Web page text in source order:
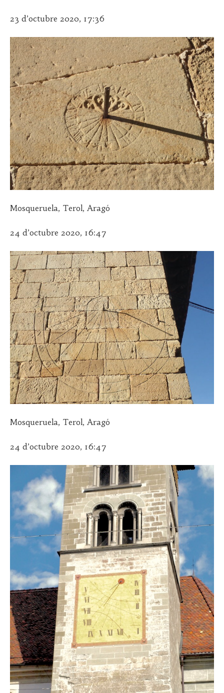
23 d’octubre 2020, 17:36
Mosqueruela, Terol, Aragó
24 d’octubre 2020, 16:47
Mosqueruela, Terol, Aragó
24 d’octubre 2020, 16:47